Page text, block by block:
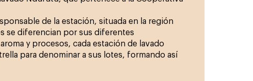
de la estación, situada en la región
se diferencian por sus diferentes
y procesos, cada estación de lavado
para denominar a sus lotes, formando así